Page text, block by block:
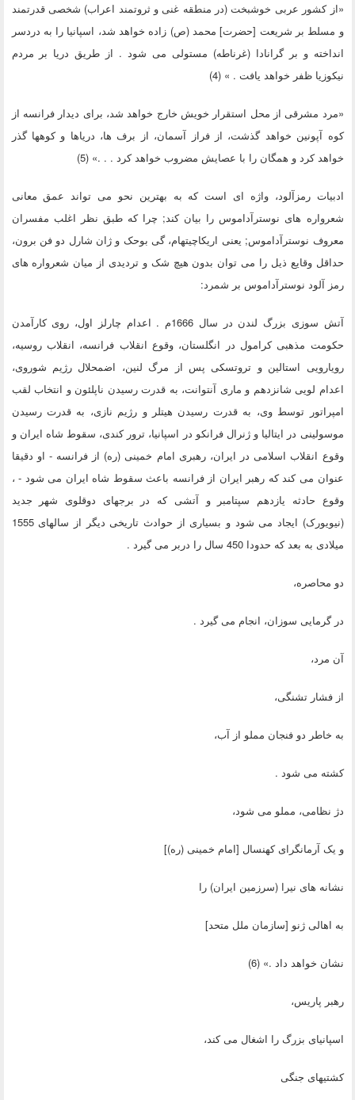
«از کشور عربی خوشبخت (در منطقه غنی و ثروتمند اعراب) شخصی قدرتمند
و مسلط بر شریعت [حضرت] محمد (ص) زاده خواهد شد، اسپانیا را به دردسر
انداخته و بر گرانادا (غرناطه) مستولی می شود . از طریق دریا بر مردم
نیکوزیا ظفر خواهد یافت . » (4)
«مرد مشرقی از محل استقرار خویش خارج خواهد شد، برای دیدار فرانسه از
کوه آپونین خواهد گذشت، از فراز آسمان، از برف ها، دریاها و کوهها گذر
خواهد کرد و همگان را با عصایش مضروب خواهد کرد . . .» (5)
ادبیات رمزآلود، واژه ای است که به بهترین نحو می تواند عمق معانی
شعرواره های نوسترآداموس را بیان کند; چرا که طبق نظر اغلب مفسران
معروف نوسترآداموس; یعنی اریکاچیتهام، گی بوحک و ژان شارل دو فن برون،
حداقل وقایع ذیل را می توان بدون هیچ شک و تردیدی از میان شعرواره های
رمز آلود نوسترآداموس بر شمرد:
آتش سوزی بزرگ لندن در سال 1666م . اعدام چارلز اول، روی کارآمدن
حکومت مذهبی کرامول در انگلستان، وقوع انقلاب فرانسه، انقلاب روسیه،
رویارویی استالین و تروتسکی پس از مرگ لنین، اضمحلال رژیم شوروی،
اعدام لویی شانزدهم و ماری آنتوانت، به قدرت رسیدن ناپلئون و انتخاب لقب
امپراتور توسط وی، به قدرت رسیدن هیتلر و رژیم نازی، به قدرت رسیدن
موسولینی در ایتالیا و ژنرال فرانکو در اسپانیا، ترور کندی، سقوط شاه ایران و
وقوع انقلاب اسلامی در ایران، رهبری امام خمینی (ره) از فرانسه - او دقیقا
عنوان می کند که رهبر ایران از فرانسه باعث سقوط شاه ایران می شود - ،
وقوع حادثه یازدهم سپتامبر و آتشی که در برجهای دوقلوی شهر جدید
(نیویورک) ایجاد می شود و بسیاری از حوادث تاریخی دیگر از سالهای 1555
میلادی به بعد که حدودا 450 سال را دربر می گیرد .
دو محاصره،
در گرمایی سوزان، انجام می گیرد .
آن مرد،
از فشار تشنگی،
به خاطر دو فنجان مملو از آب،
کشته می شود .
دژ نظامی، مملو می شود،
و یک آرمانگرای کهنسال [امام خمینی (ره)]
نشانه های نیرا (سرزمین ایران) را
به اهالی ژنو [سازمان ملل متحد]
نشان خواهد داد .» (6)
رهبر پاریس،
اسپانیای بزرگ را اشغال می کند،
کشتیهای جنگی